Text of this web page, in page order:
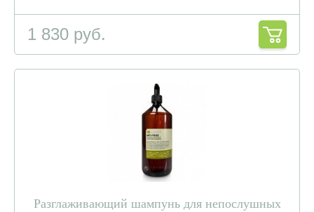
1 830 руб.
Разглаживающий шампунь для непослушных